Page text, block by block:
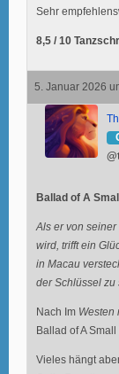
Sehr
8,5 / 10
5. Januar 2026
Ballad of A
Als er von
wird, trifft ein
in Macau
der Schlüssel zu
Nach Im Westen
Ballad of A
Vieles hängt